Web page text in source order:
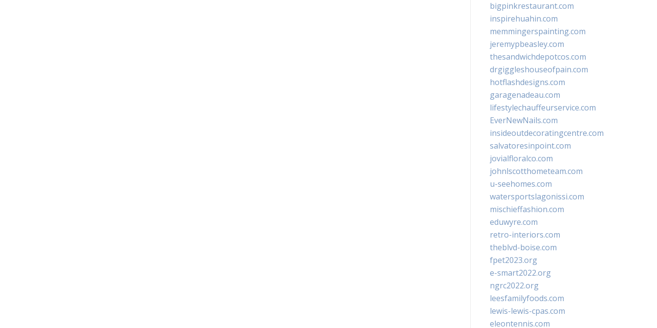
bigpinkrestaurant.com
inspirehuahin.com
memmingerspainting.com
jeremypbeasley.com
thesandwichdepotcos.com
drgiggleshouseofpain.com
hotflashdesigns.com
garagenadeau.com
lifestylechauffeurservice.com
EverNewNails.com
insideoutdecoratingcentre.com
salvatoresinpoint.com
jovialfloralco.com
johnlscotthometeam.com
u-seehomes.com
watersportslagonissi.com
mischieffashion.com
eduwyre.com
retro-interiors.com
theblvd-boise.com
fpet2023.org
e-smart2022.org
ngrc2022.org
leesfamilyfoods.com
lewis-lewis-cpas.com
eleontennis.com